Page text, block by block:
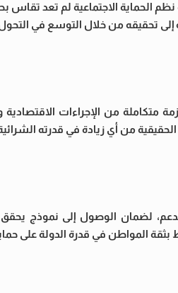
نظم الحماية الاجتماعية لم تعد
تحقيقه من خلال التوسع في
من الإجراءات الاقتصادية
من أي زيادة في قدرته
لضمان الوصول إلى نموذج
بثقة المواطن في قدرة الدولة على